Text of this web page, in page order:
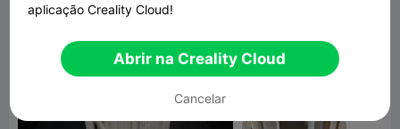
aplicação Creality Cloud!
Abrir na Creality Cloud
Cancelar